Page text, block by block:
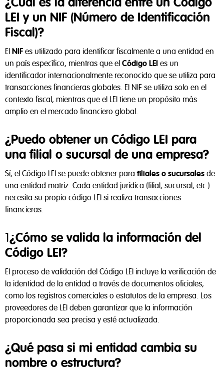
¿Cuál es la diferencia entre un Código
LEI y un NIF (Número de Identificación
Fiscal)?
El NIF es utilizado para identificar fiscalmente a una entidad en
un país específico, mientras que el Código LEI es un
identificador internacionalmente reconocido que se utiliza para
transacciones financieras globales. El NIF se utiliza solo en el
contexto fiscal, mientras que el LEI tiene un propósito más
amplio en el mercado financiero global.
¿Puedo obtener un Código LEI para
una filial o sucursal de una empresa?
Sí, el Código LEI se puede obtener parafiliales o sucursales de
una entidad matriz. Cada entidad jurídica (filial, sucursal, etc.)
necesita su propio código LEI si realiza transacciones
financieras.
1¿Cómo se valida la información del
Código LEI?
El proceso de validación del Código LEI incluye la verificación de
la identidad de la entidad a través de documentos oficiales,
como los registros comerciales o estatutos de la empresa. Los
proveedores de LEI deben garantizar que la información
proporcionada sea precisa y esté actualizada.
¿Qué pasa si mi entidad cambia su
nombre o estructura?